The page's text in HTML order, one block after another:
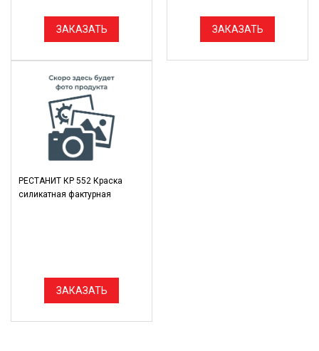
ЗАКАЗАТЬ ЗАКАЗАТЬ
РЕСТАНИТ КР 552 Краска
силикатная фактурная
ЗАКАЗАТЬ